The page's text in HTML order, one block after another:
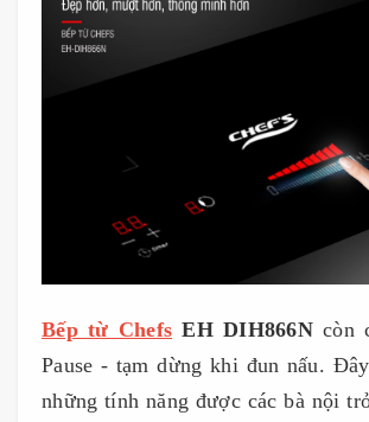
Bếp từ Chefs EH DIH866Ncòn
Pause - tạm dừng khi đun nấu.
những tính năng được các bà nội